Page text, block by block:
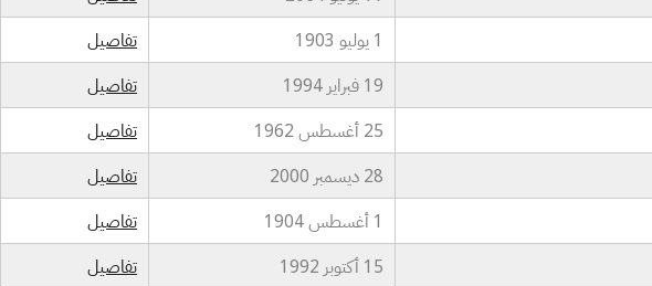
1 يوليو 1903
تفاصيل
19 فبراير 1994
تفاصيل
25 أغسطس 1962
تفاصيل
28 ديسمبر 2000
تفاصيل
1 أغسطس 1904
تفاصيل
15 أكتوبر 1992
تفاصيل